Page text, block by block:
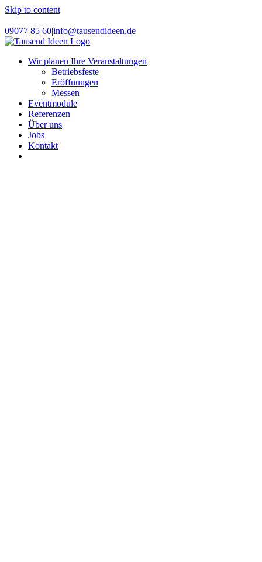
Skip to content
09077 85 60|info@tausendideen.de
Wir planen Ihre Veranstaltungen
Betriebsfeste
Eröffnungen
Messen
Eventmodule
Referenzen
Über uns
Jobs
Kontakt